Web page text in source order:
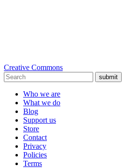
Creative Commons
submit
Who we are
What we do
Blog
Support us
Store
Contact
Privacy
Policies
Terms